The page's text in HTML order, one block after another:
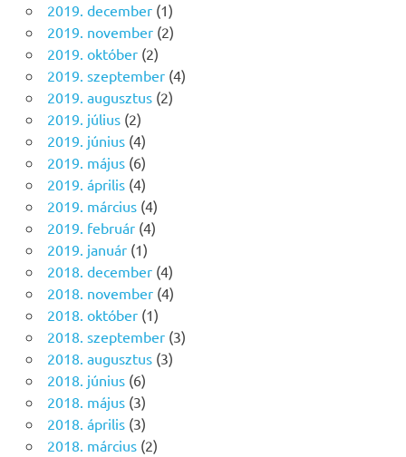
2019. december(1)
2019. november(2)
2019. október(2)
2019. szeptember(4)
2019. augusztus(2)
2019. július(2)
2019. június(4)
2019. május(6)
2019. április(4)
2019. március(4)
2019. február(4)
2019. január(1)
2018. december(4)
2018. november(4)
2018. október(1)
2018. szeptember(3)
2018. augusztus(3)
2018. június(6)
2018. május(3)
2018. április(3)
2018. március(2)